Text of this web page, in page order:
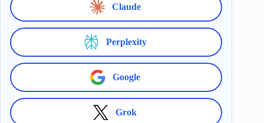
Claude
Perplexity
Google
Grok